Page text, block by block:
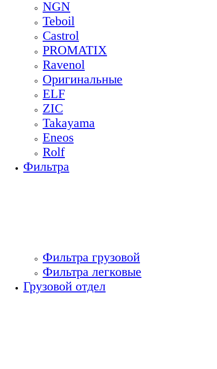
NGN
Teboil
Castrol
PROMATIX
Ravenol
Оригинальные
ELF
ZIC
Takayama
Eneos
Rolf
Фильтра
Фильтра грузовой
Фильтра легковые
Грузовой отдел